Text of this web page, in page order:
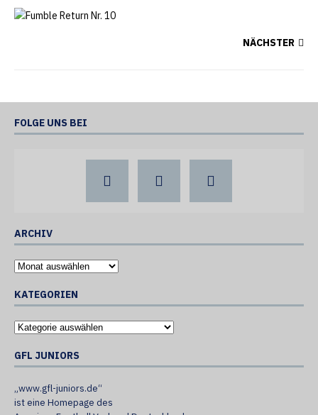
NÄCHSTER
FOLGE UNS BEI
ARCHIV
KATEGORIEN
GFL JUNIORS
„www.gfl-juniors.de“
ist eine Homepage des